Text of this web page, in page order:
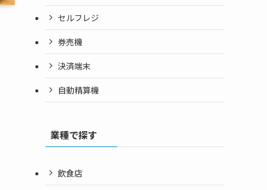
セルフレジ
券売機
決済端末
自動精算機
業種で探す
飲食店